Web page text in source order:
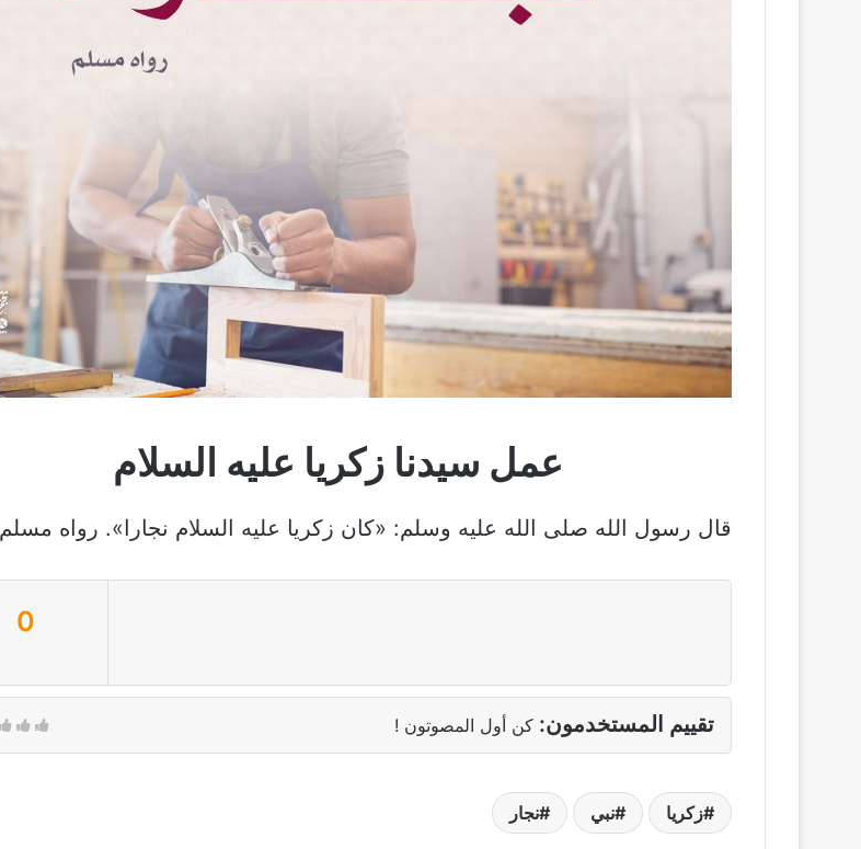
عمل سيدنا زكريا عليه السلام
قال رسول الله صلى الله عليه وسلم: «كان زكريا عليه السلام نجارا». رواه مسلم
0
تقييم المستخدمون: كن أول المصوتون !
زكريا نبي نجار